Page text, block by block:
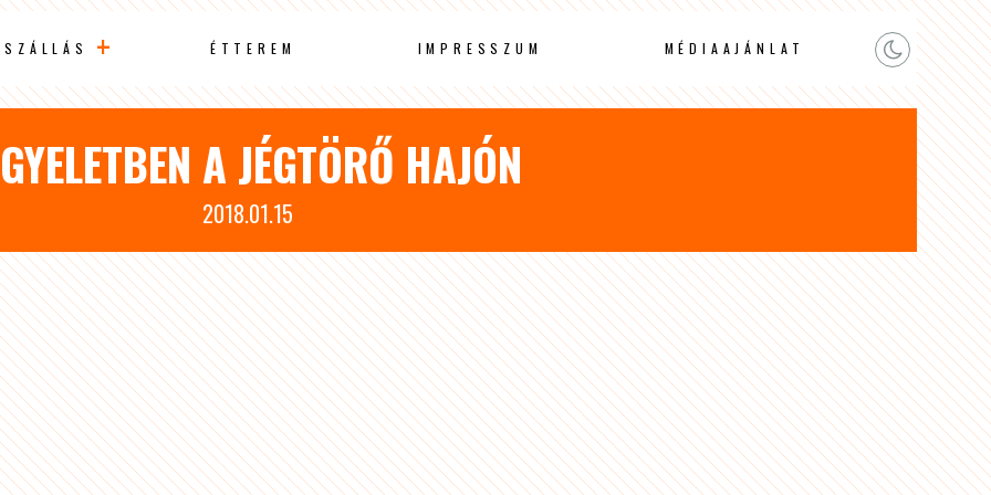
SZÁLLÁS ÉTTEREM IMPRESSZUM MÉDIAAJÁNLAT
A JÉGTÖRŐ HAJÓN
2018.01.15